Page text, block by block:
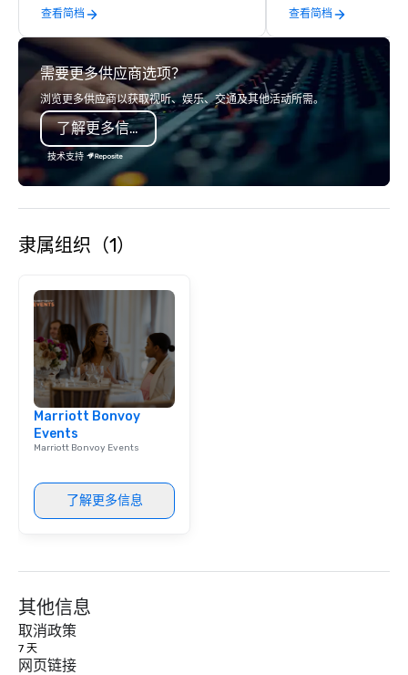
management, we treat your project as
if we were the client. Our personal
network of global suppliers helps us
bring your vision to life. With genuine
passion, an international team, and
American hospitality, we deliver our
promise: your business matters.
查看简档 查看简档
需要更多供应商选项？
浏览更多供应商以获取视听、娱乐、交通及其他活动所需。
了解更多信息
技术支持
隶属组织（1）
Marriott Bonvoy
Events
Marriott Bonvoy Events
了解更多信息
其他信息
取消政策
7 天
网页链接